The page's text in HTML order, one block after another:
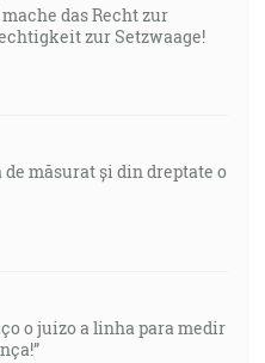
[Zj 14:8]
sú skutky spravedlivosti
budete. [Jn 14:19]
das Recht zur
zur Setzwaage!
măsurat și din dreptate o
o juizo a linha para medir